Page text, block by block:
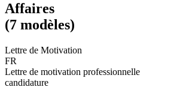
Affaires
(7 modèles)
Lettre de Motivation
FR
Lettre de motivation professionnelle
candidature